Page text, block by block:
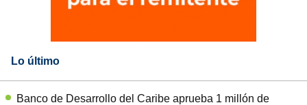
Lo último
Banco de Desarrollo del Caribe aprueba 1 millón de